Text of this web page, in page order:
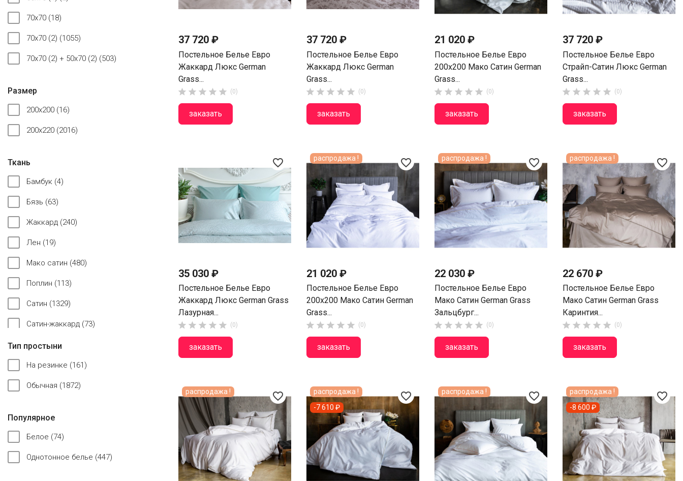
70x70 (18)
70x70 (2) (1055)
70x70 (2) + 50x70 (2) (503)
Размер
200x200 (16)
200x220 (2016)
Ткань
Бамбук (4)
Бязь (63)
Жаккард (240)
Лен (19)
Мако сатин (480)
Поплин (113)
Сатин (1329)
Сатин-жаккард (73)
Софткоттон
Страйп сатин (2)
Твил(37)
Тип простыни
На резинке (161)
Обычная (1872)
Популярное
Белое (74)
Однотонное белье (447)
37 720 ₽
Постельное Белье Евро
Жаккард Люкс German
Grass...
     (0)
заказать
37 720 ₽
Постельное Белье Евро
Жаккард Люкс German
Grass...
     (0)
заказать
21 020 ₽
Постельное Белье Евро
200х200 Мако Сатин German
Grass...
     (0)
заказать
37 720 ₽
Постельное Белье Евро
Страйп-Сатин Люкс German
Grass...
     (0)
заказать
favorite_border
35 030 ₽
Постельное Белье Евро
Жаккард Люкс German Grass
Лазурная...
     (0)
заказать
favorite_border
21 020 ₽
Постельное Белье Евро
200х200 Мако Сатин German
Grass...
     (0)
заказать
распродажа ! favorite_border
22 030 ₽
Постельное Белье Евро
Мако Сатин German Grass
Зальцбург...
     (0)
заказать
распродажа ! favorite_border
22 670 ₽
Постельное Белье Евро
Мако Сатин German Grass
Каринтия...
     (0)
заказать
распродажа !
favorite_border
распродажа ! favorite_border
распродажа !
-7 610 ₽
favorite_border
распродажа ! favorite_border
распродажа !
-8 600 ₽